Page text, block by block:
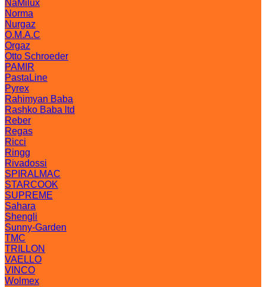
NaMilux
Norma
Nurgaz
O.M.A.C
Orgaz
Otto Schroeder
PAMIR
PastaLine
Pyrex
Rahimyan Baba
Rashko Baba ltd
Reber
Regas
Ricci
Ringg
Rivadossi
SPIRALMAC
STARCOOK
SUPREME
Sahara
Shengli
Sunny-Garden
TMC
TRILLON
VAELLO
VINCO
Wolmex